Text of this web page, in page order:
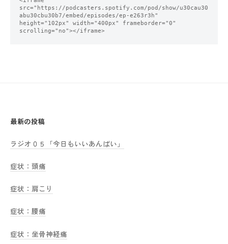
src="https://podcasters.spotify.com/pod/show/u30cau30
abu30cbu30b7/embed/episodes/ep-e263r3h"
height="102px" width="400px" frameborder="0"
scrolling="no"></iframe>
最新の投稿
ラジオ０５「今日もいいあんばい」
症状：頭痛
症状：肩こり
症状：腰痛
症状：坐骨神経痛